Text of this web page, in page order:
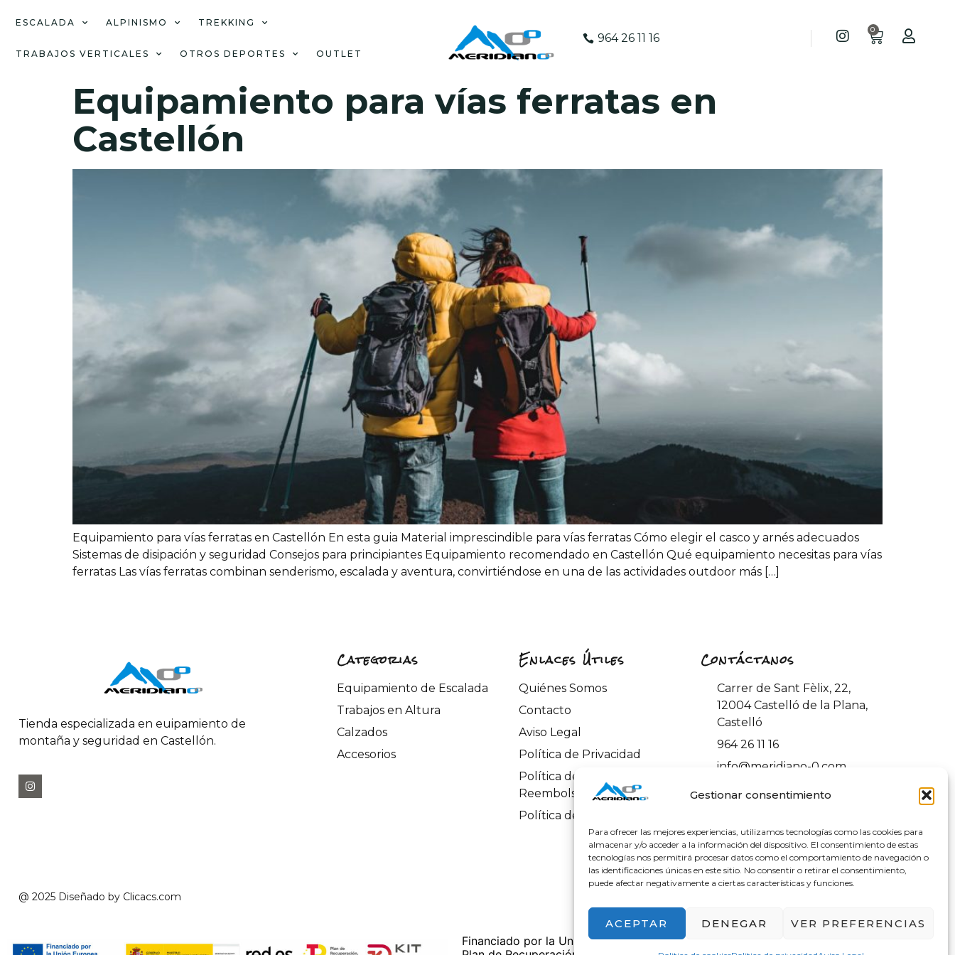
Gestionar consentimiento
Para ofrecer las mejores experiencias, utilizamos tecnologías como las cookies para
almacenar y/o acceder a la información del dispositivo. El consentimiento de estas
tecnologías nos permitirá procesar datos como el comportamiento de navegación o
las identificaciones únicas en este sitio. No consentir o retirar el consentimiento,
puede afectar negativamente a ciertas características y funciones.
ACEPTAR DENEGAR VER PREFERENCIAS
ESCALADA ALPINISMO TREKKING
TRABAJOS VERTICALES OTROS DEPORTES OUTLET
964 26 11 16
0
Equipamiento para vías ferratas en
Castellón
Equipamiento para vías ferratas en Castellón En esta guia Material imprescindible para vías ferratas Cómo elegir el casco y arnés adecuados
Sistemas de disipación y seguridad Consejos para principiantes Equipamiento recomendado en Castellón Qué equipamiento necesitas para vías
ferratas Las vías ferratas combinan senderismo, escalada y aventura, convirtiéndose en una de las actividades outdoor más […]
Tienda especializada en euipamiento de
montaña y seguridad en Castellón.
Categorias
Equipamiento de Escalada
Trabajos en Altura
Calzados
Accesorios
Enlaces Útiles
Quiénes Somos
Contacto
Aviso Legal
Política de Privacidad
Política de Devoluciones y
Reembolsos
Política de Cookies
Contáctanos
Carrer de Sant Fèlix, 22,
12004 Castelló de la Plana,
Castelló
964 26 11 16
info@meridiano-0.com
@ 2025 Diseñado by Clicacs.com
Financiado por la Unión Europea – NextGenerationEU en el Programa KIT Digital.